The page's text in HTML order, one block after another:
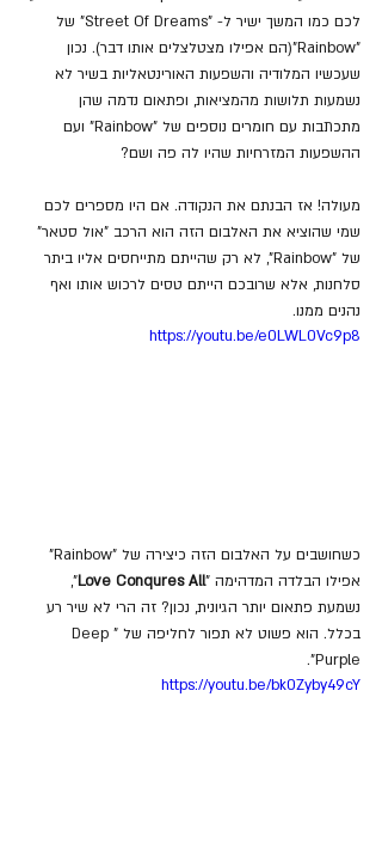
לכם כמו המשך ישיר ל- "Street Of Dreams" של
"Rainbow"(הם אפילו מצטלצלים אותו דבר). נכון
שעכשיו המלודיה והשפעות האורינטאליות בשיר לא
נשמעות תלושות מהמציאות, ופתאום נדמה שהן
מתכתבות עם חומרים נוספים של "Rainbow" ועם
ההשפעות המזרחיות שהיו לה פה ושם?
מעולה! אז הבנתם את הנקודה. אם היו מספרים לכם
שמי שהוציא את האלבום הזה הוא הרכב "אול סטאר"
של "Rainbow", לא רק שהייתם מתייחסים אליו ביתר
סלחנות, אלא שרובכם הייתם טסים לרכוש אותו ואף
נהנים ממנו.
https://youtu.be/e0LWL0Vc9p8
כשחושבים על האלבום הזה כיצירה של "Rainbow"
אפילו הבלדה המדהימה "Love Conqures All
",
נשמעת פתאום יותר הגיונית, נכון? זה הרי לא שיר רע
בכלל. הוא פשוט לא תפור לחליפה של "Deep
Purple".
https://youtu.be/bk0Zyby49cY